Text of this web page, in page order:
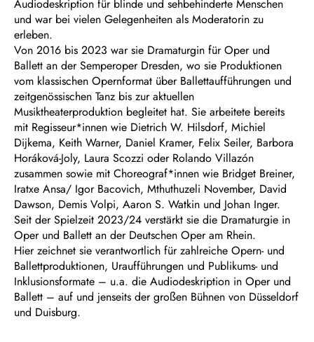
Audiodeskription für blinde und sehbehinderte Menschen
und war bei vielen Gelegenheiten als Moderatorin zu
erleben.
Von 2016 bis 2023 war sie Dramaturgin für Oper und
Ballett an der Semperoper Dresden, wo sie Produktionen
vom klassischen Opernformat über Ballettaufführungen und
zeitgenössischen Tanz bis zur aktuellen
Musiktheaterproduktion begleitet hat. Sie arbeitete bereits
mit Regisseur*innen wie Dietrich W. Hilsdorf, Michiel
Dijkema, Keith Warner, Daniel Kramer, Felix Seiler, Barbora
Horáková-Joly, Laura Scozzi oder Rolando Villazón
zusammen sowie mit Choreograf*innen wie Bridget Breiner,
Iratxe Ansa/ Igor Bacovich, Mthuthuzeli November, David
Dawson, Demis Volpi, Aaron S. Watkin und Johan Inger.
Seit der Spielzeit 2023/24 verstärkt sie die Dramaturgie in
Oper und Ballett an der Deutschen Oper am Rhein.
Hier zeichnet sie verantwortlich für zahlreiche Opern- und
Ballettproduktionen, Uraufführungen und Publikums- und
Inklusionsformate – u.a. die Audiodeskription in Oper und
Ballett – auf und jenseits der großen Bühnen von Düsseldorf
und Duisburg.